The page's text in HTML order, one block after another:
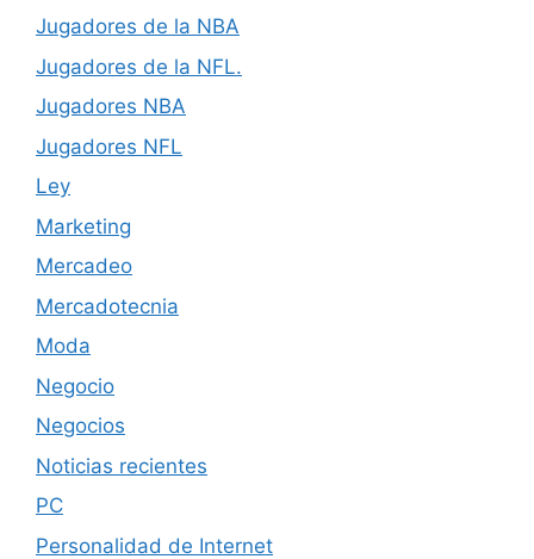
Jugadores de la NBA
Jugadores de la NFL.
Jugadores NBA
Jugadores NFL
Ley
Marketing
Mercadeo
Mercadotecnia
Moda
Negocio
Negocios
Noticias recientes
PC
Personalidad de Internet